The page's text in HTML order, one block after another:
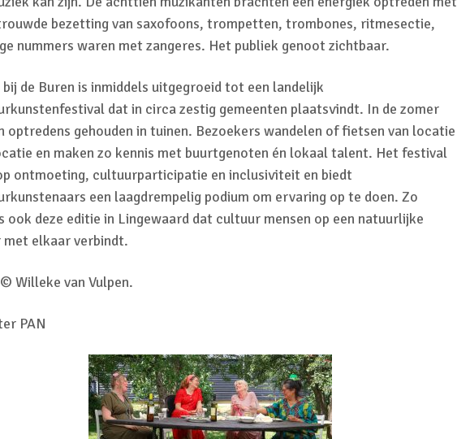
bezetting van saxofoons, trompetten, trombones, ritmesectie,
nummers waren met zangeres. Het publiek genoot zichtbaar.
bij de Buren is inmiddels uitgegroeid tot een landelijk
dat in circa zestig gemeenten plaatsvindt. In de zomer
optredens gehouden in tuinen. Bezoekers wandelen of fietsen van locatie
en maken zo kennis met buurtgenoten én lokaal talent. Het festival
ontmoeting, cultuurparticipatie en inclusiviteit en biedt
een laagdrempelig podium om ervaring op te doen. Zo
ook deze editie in Lingewaard dat cultuur mensen op een natuurlijke
met elkaar verbindt.
© Willeke van Vulpen.
PAN